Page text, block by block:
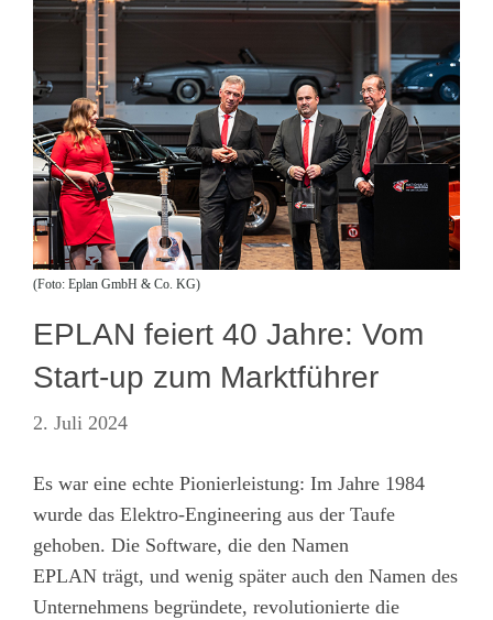
(Foto: Eplan GmbH & Co. KG)
EPLAN feiert 40 Jahre: Vom
Start-up zum Marktführer
2. Juli 2024
Es war eine echte Pionierleistung: Im Jahre 1984
wurde das Elektro-Engineering aus der Taufe
gehoben. Die Software, die den Namen
EPLAN trägt, und wenig später auch den Namen des
Unternehmens begründete, revolutionierte die